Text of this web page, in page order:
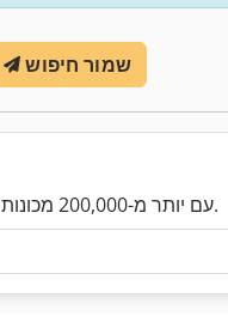
שמור חיפוש
עכשיו חפש את כל Machineseeker עם יותר מ-200,000 מכונות יד שנייה.